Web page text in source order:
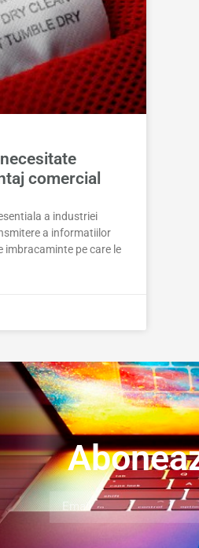
comercial
a industriei
a informatiilor
imbracaminte pe care le